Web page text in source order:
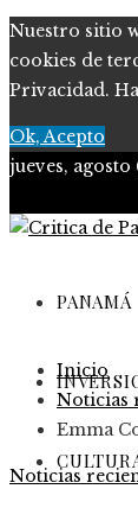
Nuestro sitio
cookies de
Privacidad.
Ok, Acepto
jueves, agosto
PANAMÁ
Inicio
Noticias
Emma
Noticias